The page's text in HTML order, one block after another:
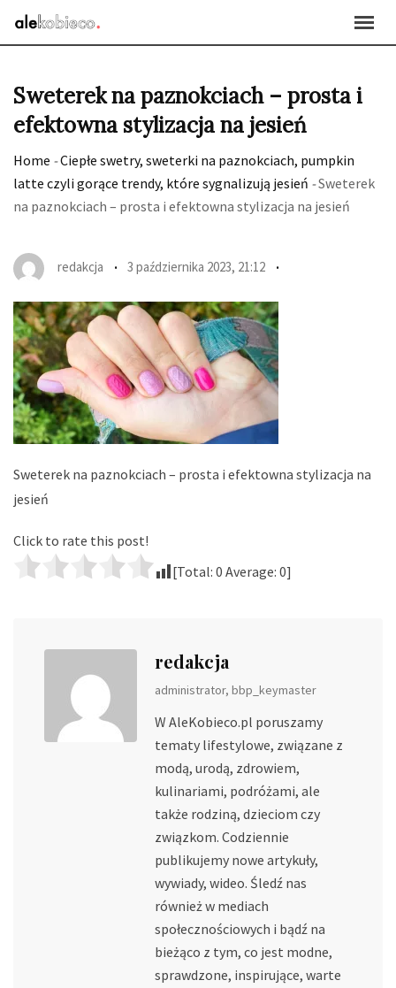
Sweterek na paznokciach – prosta i
efektowna stylizacja na jesień
Home -Ciepłe swetry, sweterki na paznokciach, pumpkin
latte czyli gorące trendy, które sygnalizują jesień -Sweterek
na paznokciach – prosta i efektowna stylizacja na jesień
redakcja 3 października 2023, 21:12
Sweterek na paznokciach – prosta i efektowna stylizacja na
jesień
Click to rate this post!
[Total: 0 Average: 0]
redakcja
administrator, bbp_keymaster
W AleKobieco.pl poruszamy
tematy lifestylowe, związane z
modą, urodą, zdrowiem,
kulinariami, podróżami, ale
także rodziną, dzieciom czy
związkom. Codziennie
publikujemy nowe artykuły,
wywiady, wideo. Śledź nas
również w mediach
społecznościowych i bądź na
bieżąco z tym, co jest modne,
sprawdzone, inspirujące, warte